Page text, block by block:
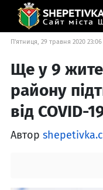
П'ятниця, 29 травня 2020 23:06
Ще у 9
району
від COVID-
Автор